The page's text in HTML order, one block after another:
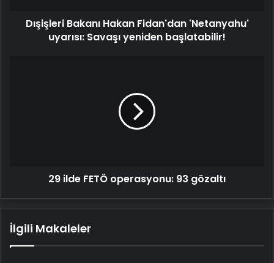
Dışişleri Bakanı Hakan Fidan'dan 'Netanyahu'
uyarısı: Savaşı yeniden başlatabilir!
29 ilde FETÖ operasyonu: 93 gözaltı
İlgili Makaleler